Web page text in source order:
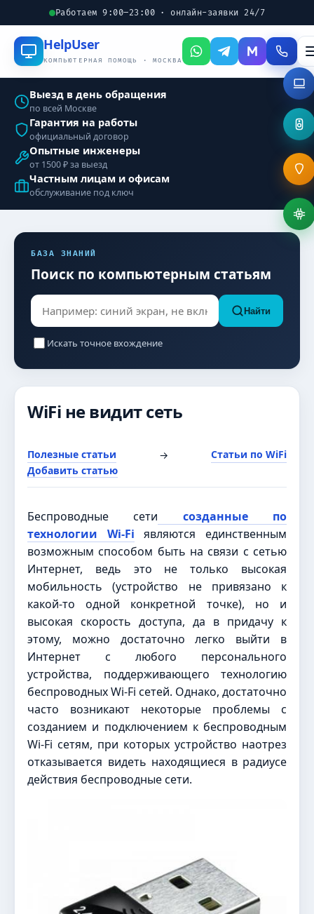
Работаем 9:00–23:00 · онлайн-заявки 24/7
HelpUser
КОМПЬЮТЕРНАЯ ПОМОЩЬ · МОСКВА
Выезд в день обращения
по всей Москве
Гарантия на работы
официальный договор
Опытные инженеры
от 1500 ₽ за выезд
Частным лицам и офисам
обслуживание под ключ
БАЗА ЗНАНИЙ
Поиск по компьютерным статьям
Найти
Искать точное вхождение
WiFi не видит сеть
Полезные статьи →
Статьи по WiFi
Добавить статью
Беспроводные сети созданные по
технологии Wi-Fi являются единственным
возможным способом быть на связи с сетью
Интернет, ведь это не только высокая
мобильность (устройство не привязано к
какой-то одной конкретной точке), но и
высокая скорость доступа, да в придачу к
этому, можно достаточно легко выйти в
Интернет с любого персонального
устройства, поддерживающего технологию
беспроводных Wi-Fi сетей. Однако, достаточно
часто возникают некоторые проблемы с
созданием и подключением к беспроводным
Wi-Fi сетям, при которых устройство наотрез
отказывается видеть находящиеся в радиусе
действия беспроводные сети.